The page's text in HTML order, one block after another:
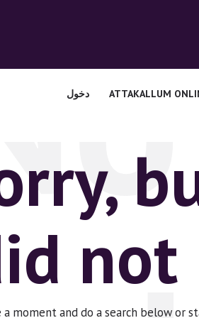
ATTAKALLUM دخول
الصوتيات
ATTAKALLUM
ONLINE
دخول
not
a moment and do a search below or